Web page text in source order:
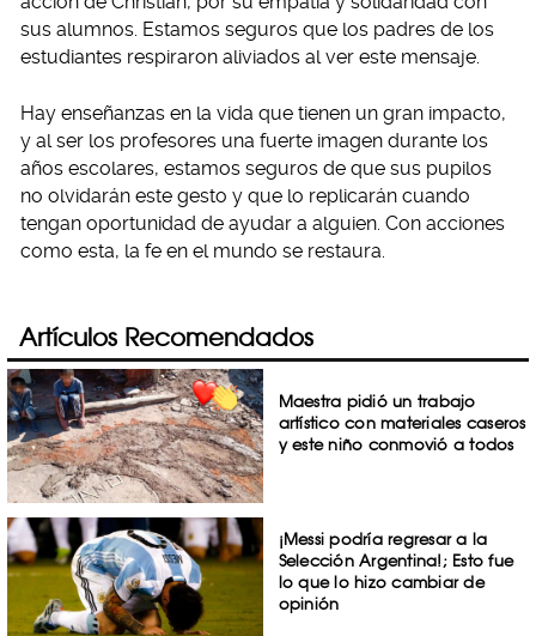
sus alumnos. Estamos seguros que los padres de los
estudiantes respiraron aliviados al ver este mensaje.
Hay enseñanzas en la vida que tienen un gran impacto,
y al ser los profesores una fuerte imagen durante los
años escolares, estamos seguros de que sus pupilos
no olvidarán este gesto y que lo replicarán cuando
tengan oportunidad de ayudar a alguien. Con acciones
como esta, la fe en el mundo se restaura.
Artículos Recomendados
Maestra pidió un trabajo
artístico con materiales caseros
y este niño conmovió a todos
¡Messi podría regresar a la
Selección Argentina!; Esto fue
lo que lo hizo cambiar de
opinión